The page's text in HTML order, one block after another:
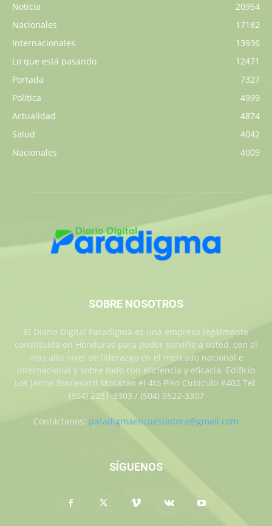
Noticia
20954
Nacionales
17182
Internacionales
13936
Lo que está pasando
12471
Portada
7327
Política
4999
Actualidad
4874
Salud
4042
Nacionales
4009
SOBRE NOSOTROS
El Diario Digital Paradigma es una empresa legalmente
constituida en Honduras para poder servirle a usted, con el
más alto nivel de liderazgo en el mercado nacional e
internacional y sobre todo con eficiencia y eficacia. Edificio
Los Jarros Boulevard Morazan el 4to Piso Cubiculo #402 Tel:
(504) 2231-3303 / (504) 9522-3307
Contáctanos: paradigmaencuestadora@gmail.com
SÍGUENOS